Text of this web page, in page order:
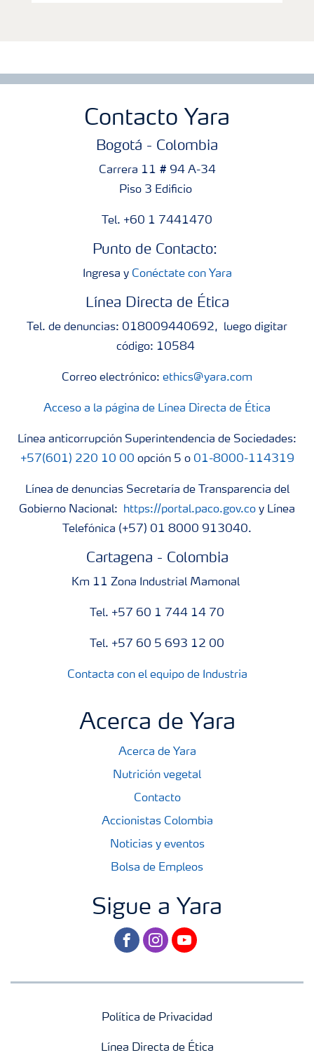
Contacto Yara
Bogotá - Colombia
Carrera 11 # 94 A-34
Piso 3 Edificio
Tel. +60 1 7441470
Punto de Contacto:
Ingresa y Conéctate con Yara
Línea Directa de Ética
Tel. de denuncias: 018009440692, luego digitar
código: 10584
Correo electrónico: ethics@yara.com
Acceso a la página de Línea Directa de Ética
Línea anticorrupción Superintendencia de Sociedades:
+57(601) 220 10 00 opción 5 o 01-8000-114319
Línea de denuncias Secretaría de Transparencia del
Gobierno Nacional:
https://portal.paco.gov.co y Línea
Telefónica (+57) 01 8000 913040.
Cartagena - Colombia
Km 11 Zona Industrial Mamonal
Tel. +57 60 1 744 14 70
Tel. +57 60 5 693 12 00
Contacta con el equipo de Industria
Acerca de Yara
Acerca de Yara
Nutrición vegetal
Contacto
Accionistas Colombia
Noticias y eventos
Bolsa de Empleos
Sigue a Yara
facebookinstagram
youtube
Política de Privacidad
Línea Directa de Ética